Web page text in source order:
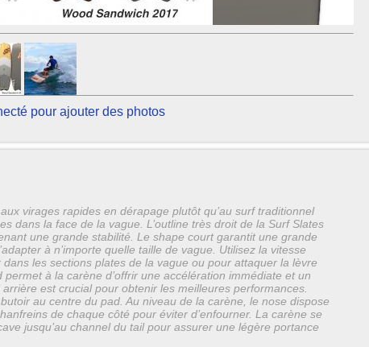
pour ajouter des photos
virages rapides en dérapage plutôt qu’au surf traditionnel
dans la face de la vague. L’outline très droit de la Surf Slates
une grande stabilité. Le shape court garantit une grande
à n’importe quelle taille de vague. Utilisez la vitesse
les sections plates de la vague ou pour attaquer la lèvre
à la carène d’offrir une accélération immédiate et un
est crucial pour obtenir les meilleures performances.
au centre du pad. Au niveau de la carène, le nose dispose
de chaque côté pour éviter d’enfourner. La carène se
jusqu’au channel du tail pour assurer une légère portance